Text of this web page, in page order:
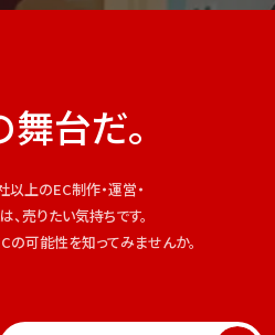
台だ。
上のEC制作・運営・
売りたい気持ちです。
の可能性を知ってみませんか。